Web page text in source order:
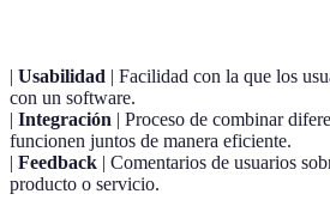
| Usabilidad | Facilidad con la que los
con un software.
| Integración | Proceso de combinar
funcionen juntos de manera eficiente.
| Feedback | Comentarios de usuarios
producto o servicio.